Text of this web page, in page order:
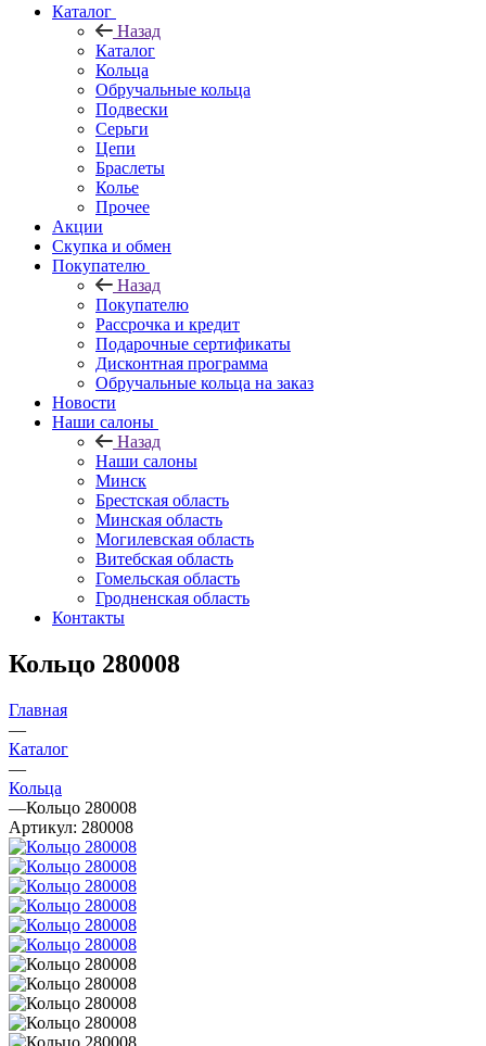
Каталог
Назад
Каталог
Кольца
Обручальные кольца
Подвески
Серьги
Цепи
Браслеты
Колье
Прочее
Акции
Скупка и обмен
Покупателю
Назад
Покупателю
Рассрочка и кредит
Подарочные сертификаты
Дисконтная программа
Обручальные кольца на заказ
Новости
Наши салоны
Назад
Наши салоны
Минск
Брестская область
Минская область
Могилевская область
Витебская область
Гомельская область
Гродненская область
Контакты
Кольцо 280008
Главная
—
Каталог
—
Кольца
—Кольцо 280008
Артикул: 280008